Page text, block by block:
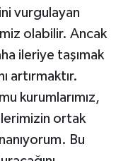
vurgulayan
olabilir. Ancak
ileriye taşımak
artırmaktır.
kurumlarımız,
ortak
Bu